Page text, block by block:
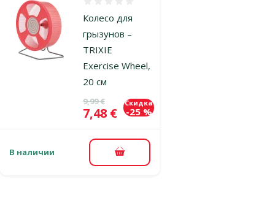
Колесо для
грызунов –
TRIXIE
Exercise Wheel,
20 cм
Исходная цена
9,99 €
Цена
7,48 €
Скидка
-25 %
В наличии В корзину